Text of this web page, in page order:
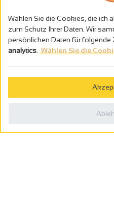
Alkoholmissbrauch ist gefährlich
Politique de confidentialité
Wählen Sie die Cookies, die ich
zum Schutz Ihrer Daten. Wir
persönlichen Daten für folgende
analytics Wählen Sie die